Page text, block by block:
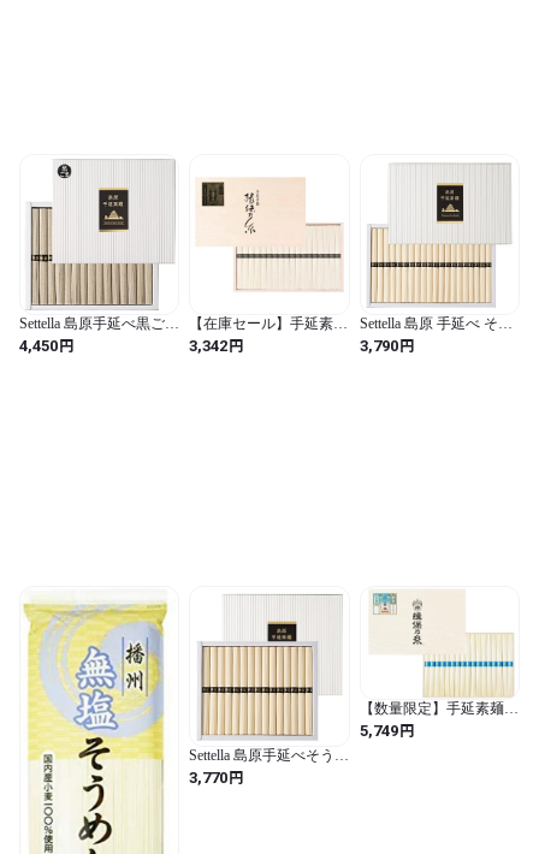
Settella 島原手延べ黒ごま
そうめん 50ｇ☓15束 750g
お中元 ギフト 初盆 包装
4,450円
【在庫セール】手延素麺
揖保乃糸 特級品 黒帯 そ
うめん ギフト 50g×18束
3,342円
Settella 島原 手延べ そう
めん 50g×20束 1kg お中
元 ギフト包装 贈答 保存
3,790円
Settella 島原手延べそうめ
ん 50g×15束 0.75kg お中
元 ギフト 包装 贈答 保存
3,770円
【数量限定】手延素麺
揖保乃糸 夢双 50g×34束
そうめん 化粧箱 ギフ
5,749円